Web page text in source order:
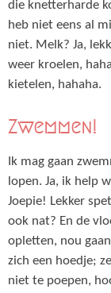
die knetterharde
heb niet eens al
niet. Melk? Ja,
weer kroelen,
kietelen, hahaha.
Zwemmen!
Ik mag gaan
lopen. Ja, ik help
Joepie! Lekker
ook nat? En de
opletten, nou
zich een hoedje;
niet te poepen,